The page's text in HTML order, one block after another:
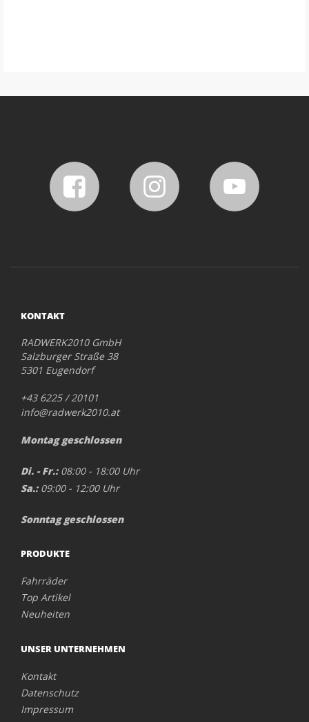
KONTAKT
RADWERK2010 GmbH
Salzburger Straße 38
5301 Eugendorf
+43 6225 / 20101
info@radwerk2010.at
Montag geschlossen
Di. - Fr.:08:00 - 18:00 Uhr
Sa.:09:00 - 12:00 Uhr
Sonntag geschlossen
PRODUKTE
Fahrräder
Top Artikel
Neuheiten
UNSER UNTERNEHMEN
Kontakt
Datenschutz
Impressum